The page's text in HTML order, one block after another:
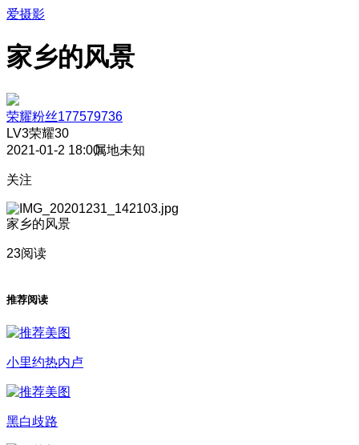
爱摄影
家乡的风景
荣耀粉丝177579736
LV3荣耀30
2021-01-2 18:00属地未知
关注
家乡的风景
23阅读
推荐阅读
小里约热内卢
黑白歧路